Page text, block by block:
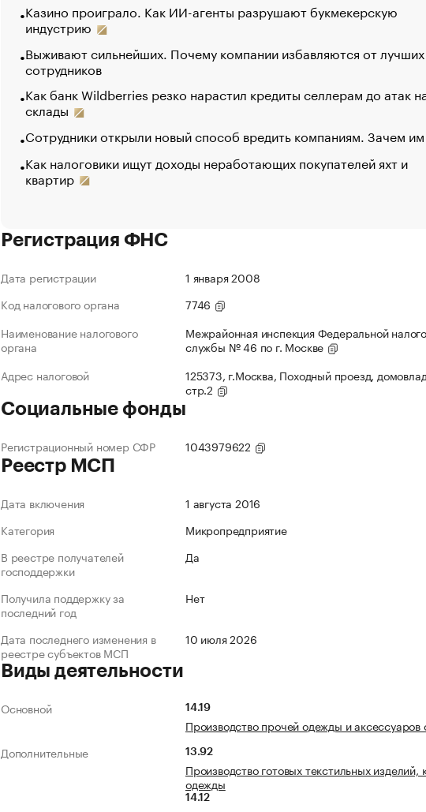
Казино проиграло. Как ИИ-агенты разрушают букмекерскую
индустрию
Выживают сильнейших. Почему компании избавляются от лучших
сотрудников
Как банк Wildberries резко нарастил кредиты селлерам до атак
склады
Сотрудники открыли новый способ вредить компаниям. Зачем
Как налоговики ищут доходы неработающих покупателей яхт и
квартир
Регистрация ФНС
Дата регистрации
1 января 2008
Код налогового органа
7746
Наименование налогового
органа
Межрайонная инспекция Федеральной
службы № 46 по г. Москве
Адрес налоговой
125373, г.Москва, Походный проезд,
стр.2
Социальные фонды
Регистрационный номер СФР 1043979622
Реестр МСП
Дата включения
1 августа 2016
Категория
Микропредприятие
В реестре получателей
господдержки
Да
Получила поддержку за
последний год
Нет
Дата последнего изменения в
реестре субъектов МСП
10 июля 2026
Виды деятельности
Основной 14.19
Производство прочей одежды и
Дополнительные
13.92
Производство готовых текстильных изделий,
одежды
14.12